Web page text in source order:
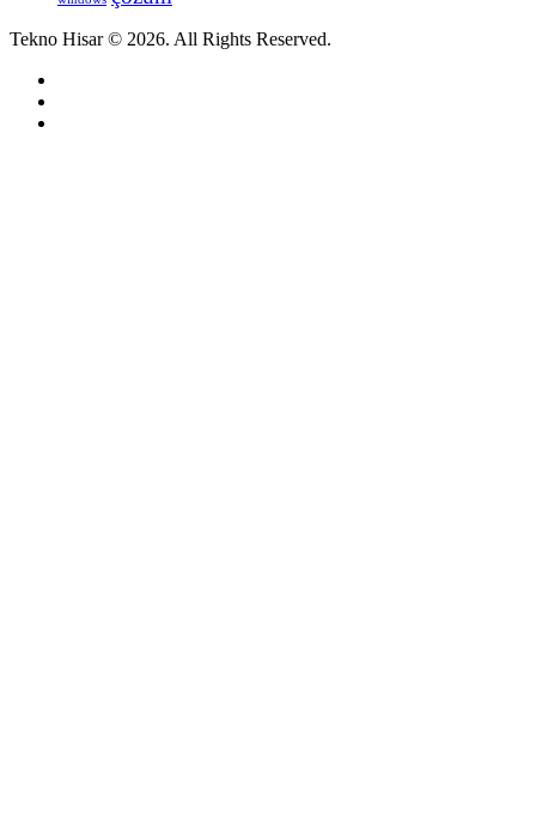
Tekno Hisar © 2026. All Rights Reserved.